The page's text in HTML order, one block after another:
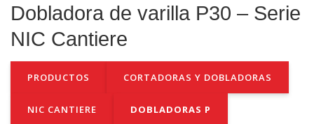
Dobladora de varilla P30 – Serie
NIC Cantiere
PRODUCTOS CORTADORAS Y DOBLADORAS
NIC CANTIERE DOBLADORAS P